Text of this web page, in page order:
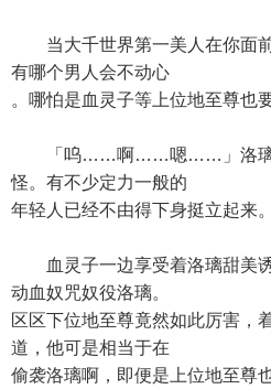
当大千世界第一美人在你面
有哪个男人会不动心
。哪怕是血灵子等上位地至尊也
「呜……啊……嗯……」洛璃的
怪。有不少定力一般的
年轻人已经不由得下身挺立起来。
血灵子一边享受着洛璃甜美诱
动血奴咒奴役洛璃。
区区下位地至尊竟然如此厉害，
道，他可是相当于在
偷袭洛璃啊，即便是上位地至尊